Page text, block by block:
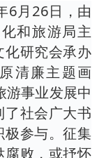
6月26日，由
和旅游局主
化研究会承办
清廉主题画
游事业发展中
社会广大书
参与。征集
败，或抒怀